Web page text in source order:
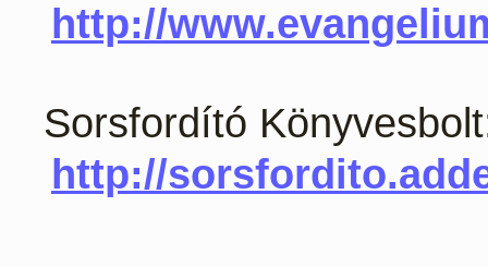
http://
Sorsfordító
http://